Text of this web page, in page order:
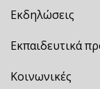
Εκδηλώσεις
Εκπαιδευτικά
Κοινωνικές